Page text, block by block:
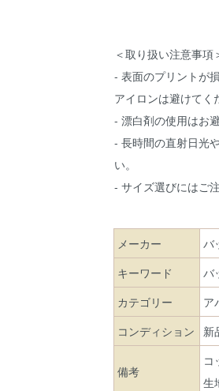
＜取り扱い注意事項
- 表面のプリントが
アイロンは避けてく
- 漂白剤の使用はお
- 長時間の直射日光
い。
- サイズ選びにはご
メーカー
バ
キーワード
バ
カテゴリー
ア
コンディション
新
備考
コ
生